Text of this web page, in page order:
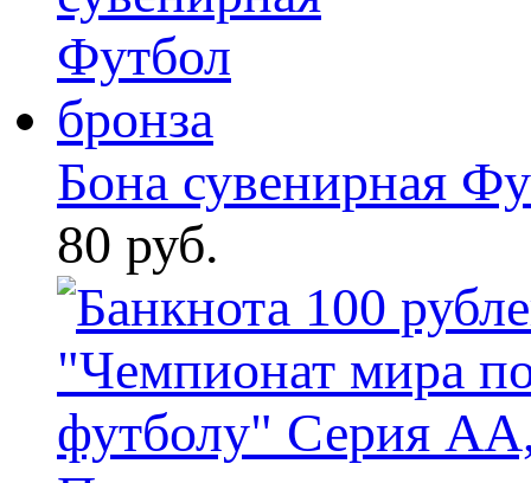
Бона сувенирная
80 руб.